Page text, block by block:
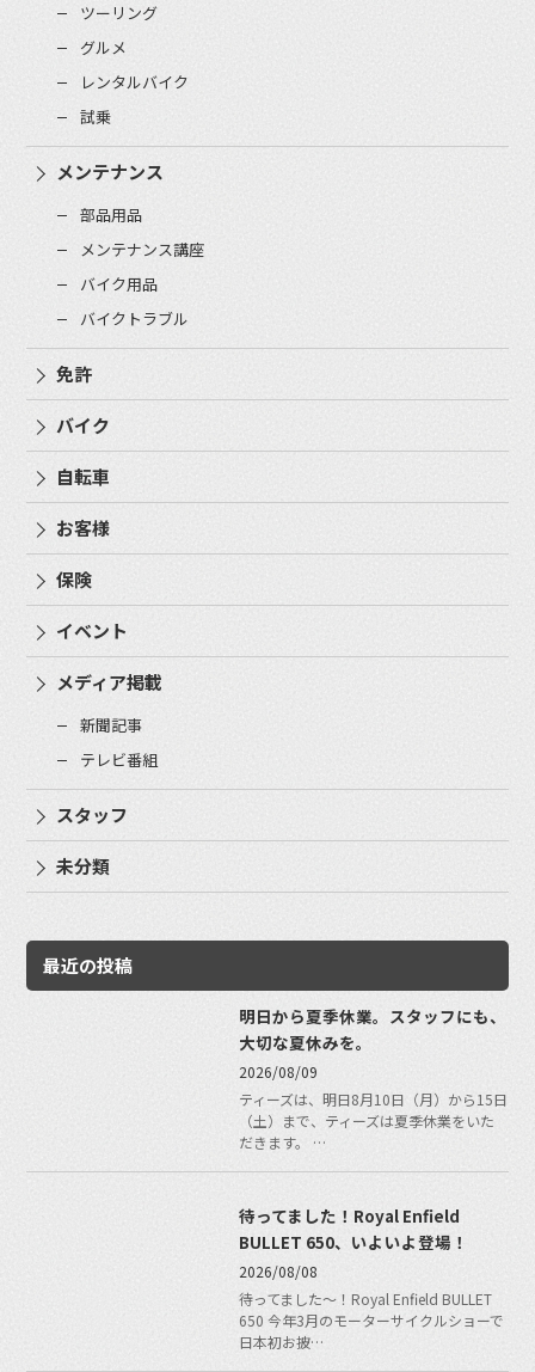
ツーリング
グルメ
レンタルバイク
試乗
メンテナンス
部品用品
メンテナンス講座
バイク用品
バイクトラブル
免許
バイク
自転車
お客様
保険
イベント
メディア掲載
新聞記事
テレビ番組
スタッフ
未分類
最近の投稿
明日から夏季休業。スタッフにも、
大切な夏休みを。
2026/08/09
ティーズは、明日8月10日（月）から15日
（土）まで、ティーズは夏季休業をいた
だきます。 …
待ってました！Royal Enfield
BULLET 650、いよいよ登場！
2026/08/08
待ってました〜！Royal Enfield BULLET
650 今年3月のモーターサイクルショーで
日本初お披…